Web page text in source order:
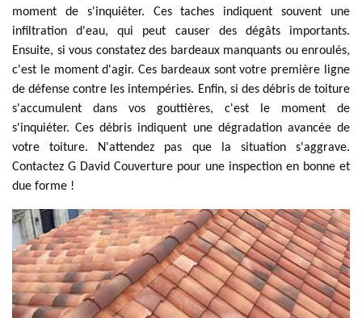
moment de s'inquiéter. Ces taches indiquent souvent une
infiltration d'eau, qui peut causer des dégâts importants.
Ensuite, si vous constatez des bardeaux manquants ou enroulés,
c'est le moment d'agir. Ces bardeaux sont votre première ligne
de défense contre les intempéries. Enfin, si des débris de toiture
s'accumulent dans vos gouttières, c'est le moment de
s'inquiéter. Ces débris indiquent une dégradation avancée de
votre toiture. N'attendez pas que la situation s'aggrave.
Contactez G David Couverture pour une inspection en bonne et
due forme !